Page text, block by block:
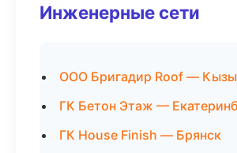
Инженерные сети
ООО Бригадир Roof —
ГК Бетон Этаж —
ГК House Finish — Брянск